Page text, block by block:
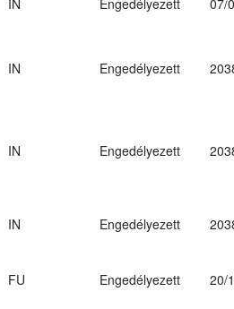
IN Engedélyezett
07/
IN Engedélyezett
IN Engedélyezett
IN Engedélyezett
FU Engedélyezett
20/